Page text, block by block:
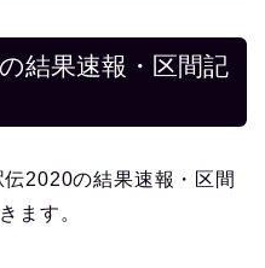
結果速報・区間記
2020の結果速報・区間
ます。